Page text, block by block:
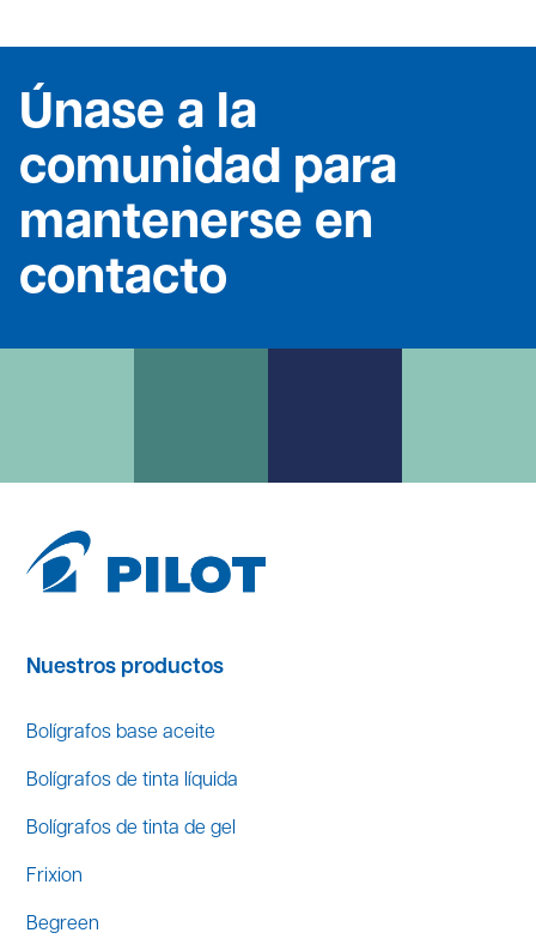
Únase a la
comunidad para
mantenerse en
contacto
Nuestros productos
Bolígrafos base aceite
Bolígrafos de tinta líquida
Bolígrafos de tinta de gel
Frixion
Begreen